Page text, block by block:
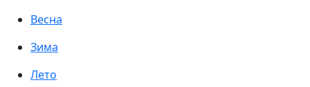
Весна
Зима
Лето